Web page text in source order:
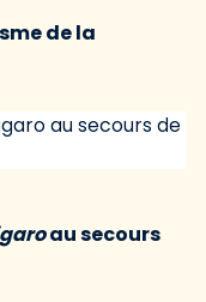
de la
au secours